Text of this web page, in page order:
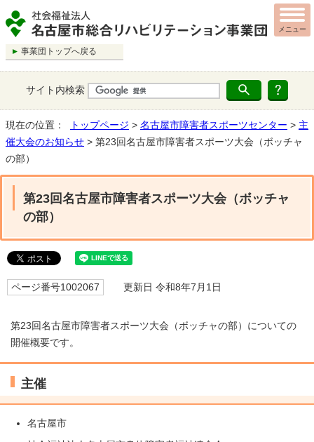
事業団トップへ戻る
サイト内検索
メニュー
現在の位置： トップページ > 名古屋市障害者スポーツセンター > 主
催大会のお知らせ > 第23回名古屋市障害者スポーツ大会（ボッチャ
の部）
第23回名古屋市障害者スポーツ大会（ボッチャ
の部）
ページ番号1002067 更新日 令和8年7月1日
第23回名古屋市障害者スポーツ大会（ボッチャの部）についての
開催概要です。
主催
名古屋市